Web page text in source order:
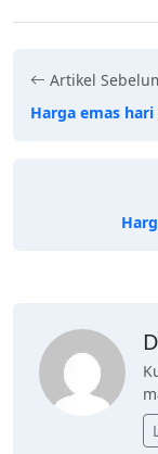
Artikel
Harga emas